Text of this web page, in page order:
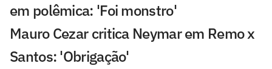
em polêmica: 'Foi monstro'
Mauro Cezar critica Neymar em Remo x
Santos: 'Obrigação'